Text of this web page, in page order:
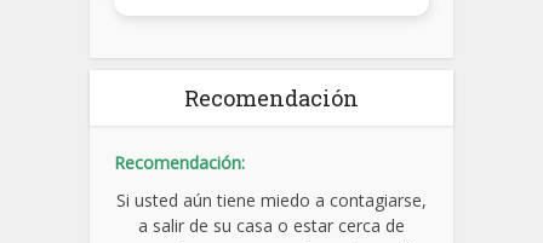
Recomendación
Recomendación:
Si usted aún tiene miedo a contagiarse,
a salir de su casa o estar cerca de